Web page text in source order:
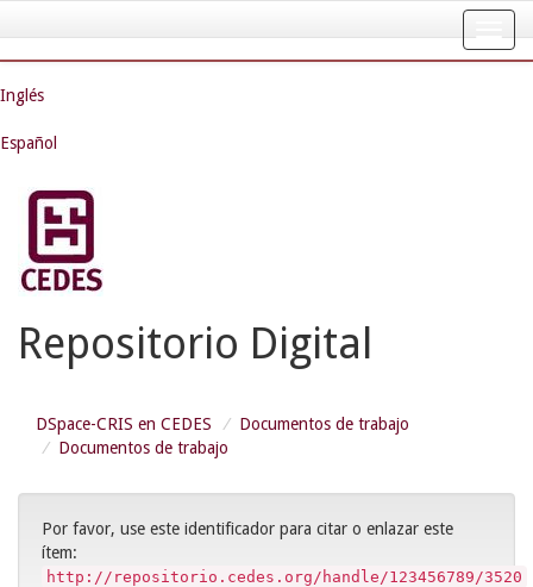
navigation
Inglés
Español
Repositorio Digital
DSpace-CRIS en CEDES
Documentos de trabajo
Documentos de trabajo
Por favor, use este identificador para citar o enlazar este
ítem:
http://repositorio.cedes.org/handle/123456789/3520